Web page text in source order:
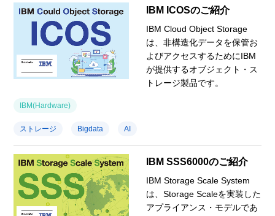
IBM ICOSのご紹介
IBM Cloud Object Storage
は、非構造化データを保管お
よびアクセスするためにIBM
が提供するオブジェクト・ス
トレージ製品です。
IBM(Hardware)
ストレージ Bigdata AI
IBM SSS6000のご紹介
IBM Storage Scale System
は、Storage Scaleを実装した
アプライアンス・モデルであ